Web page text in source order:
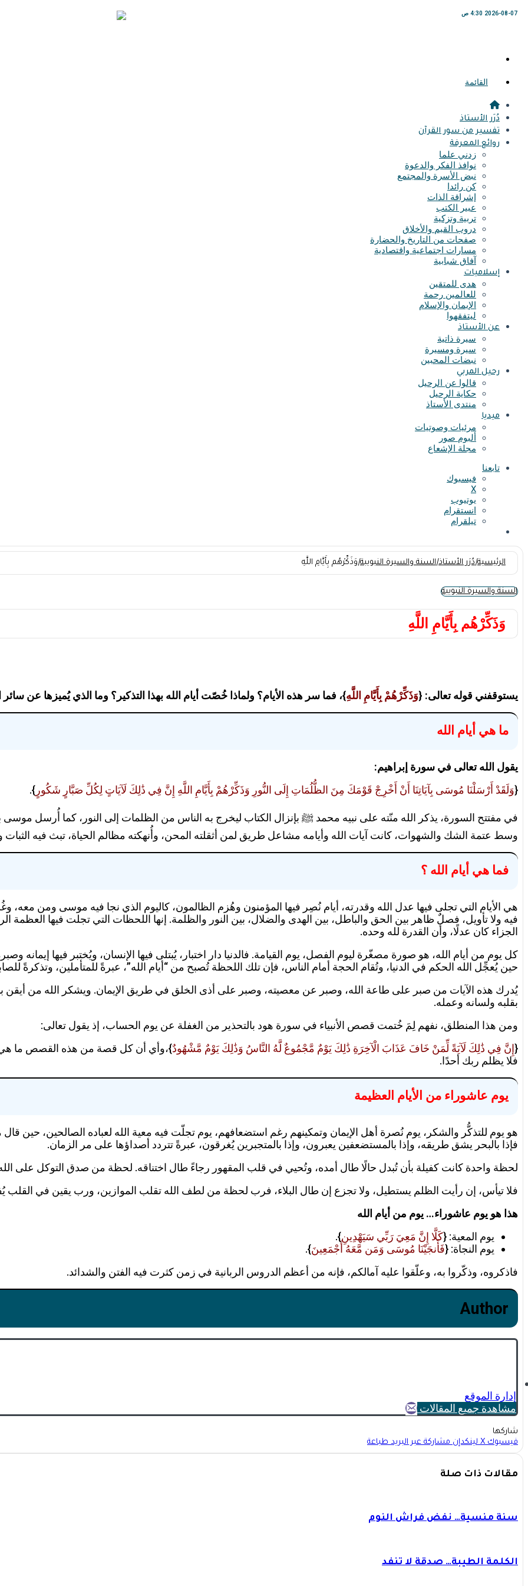
2026-08-07 4:30 ص
القائمة
دُرَر الأستاذ
تفسير من سور القرآن
روائع المعرفة
زدني علما
نوافذ الفكر والدعوة
نبض الأسرة والمجتمع
كن رائدا
إشراقة الذات
عبير الكتب
تربية وتزكية
دروب القيم والأخلاق
صفحات من التاريخ والحضارة
مسارات اجتماعية واقتصادية
آفاق شبابية
إسلاميات
هدى للمتقين
للعالمين رحمة
الإيمان والإسلام
ليتفقهوا
عن الأستاذ
سيرة ذاتية
سيرة ومسيرة
نبضات المحبين
رحيل المربي
قالوا عن الرحيل
حكاية الرحيل
منتدى الأستاذ
ميديا
مرئيات وصوتيات
ألبوم صور
مجلة الإشعاع
تابعنا
فيسبوك
X
يوتيوب
انستقرام
تيلقرام
الرئيسية|دُرَر الأستاذ|السنة والسيرة النبويبة|وَذَكِّرْهُم بِأَيَّامِ اللَّهِ
السنة والسيرة النبويبة
وَذَكِّرْهُم بِأَيَّامِ اللَّهِ
يستوقفني قوله تعالى: {وَذَكِّرْهُمْ بِأَيَّامِ اللَّهِ}، فما سر هذه الأيام؟ ولماذا خُصّت أيام الله بهذا التذكير؟ وما الذي يُميزها عن سائر
ما هي أيام الله
يقول الله تعالى في سورة إبراهيم:
{وَلَقَدْ أَرْسَلْنَا مُوسَى بِآيَاتِنَا أَنْ أَخْرِجْ قَوْمَكَ مِنَ الظُّلُمَاتِ إِلَى النُّورِ وَذَكِّرْهُمْ بِأَيَّامِ اللَّهِ إِنَّ فِي ذَٰلِكَ لَآيَاتٍ لِكُلِّ صَبَّارٍ شَكُورٍ }.
في مفتتح السورة، يذكر الله منّته على نبيه محمد ﷺ بإنزال الكتاب ليخرج به الناس من الظلمات إلى النور، كما أُرسل موسى
وسط عتمة الشك والشهوات، كانت آيات الله وأيامه مشاعل طريق لمن أثقلته المحن، وأُنهكته مظالم الحياة، تبث فيه الثبات
فما هي أيام الله ؟
هي الأيام التي تجلى فيها عدل الله وقدرته، أيام نُصِر فيها المؤمنون وهُزم الظالمون، كاليوم الذي نجا فيه موسى ومن معه،
فيه ولا تأويل، فصلٌ ظاهر بين الحق والباطل، بين الهدى والضلال، بين النور والظلمة. إنها اللحظات التي تجلت فيها العظمة
الجزاء كان عدلًا، وأن القدرة لله وحده.
كل يوم من أيام الله، هو صورة مصغّرة ليوم الفصل، يوم القيامة. فالدنيا دار اختبار، يُبتلى فيها الإنسان، ويُختبر فيها
حين يُعجِّل الله الحكم في الدنيا، وتُقام الحجة أمام الناس، فإن تلك اللحظة تُصبح من “أيام الله”، عبرةً للمتأملين، وتذكرةً
يُدرك هذه الآيات من صبر على طاعة الله، وصبر عن معصيته، وصبر على أذى الخلق في طريق الإيمان. ويشكر الله من
بقلبه ولسانه وعمله.
ومن هذا المنطلق، نفهم لِمَ خُتمت قصص الأنبياء في سورة هود بالتحذير من الغفلة عن يوم الحساب، إذ يقول تعالى:
{إِنَّ فِي ذَٰلِكَ لَآيَةً لِّمَنْ خَافَ عَذَابَ الْآخِرَةِ ذَٰلِكَ يَوْمٌ مَّجْمُوعٌ لَّهُ النَّاسُ وَذَٰلِكَ يَوْمٌ مَّشْهُودٌ}،وأي أن كل قصة من هذه القصص ما هي
فلا يظلم ربك أحدًا.
يوم عاشوراء من الأيام العظيمة
هو يوم للتذكُّر والشكر، يوم نُصرة أهل الإيمان وتمكينهم رغم استضعافهم، يوم تجلّت فيه معية الله لعباده الصالحين، حين
فإذا بالبحر يشق طريقه، وإذا بالمستضعفين يعبرون، وإذا بالمتجبرين يُغرقون، عبرةً تتردد أصداؤها على مر الزمان.
لحظة واحدة كانت كفيلة بأن تُبدل حالًا طال أمده، وتُحيي في قلب المقهور رجاءً طال اختناقه. لحظة من صدق التوكل على
فلا تيأس، إن رأيت الظلم يستطيل، ولا تجزع إن طال البلاء، فرب لحظة من لطف الله تقلب الموازين، ورب يقين في
هذا هو يوم عاشوراء… يوم من أيام الله
يوم المعية: {كَلَّا إِنَّ مَعِيَ رَبِّي سَيَهْدِينِ}.
يوم النجاة: {فَأَنجَيْنَا مُوسَى وَمَن مَّعَهُ أَجْمَعِينَ}.
فاذكروه، وذكّروا به، وعلّقوا عليه آمالكم، فإنه من أعظم الدروس الربانية في زمن كثرت فيه الفتن والشدائد.
Author
إدارة الموقع
مشاهدة جميع المقالات
شاركها
فيسبوك X لينكدإن مشاركة عبر البريد طباعة
مقالات ذات صلة
سنة منسية… نفض فراش النوم
الكلمة الطيبة… صدقة لا تنفد